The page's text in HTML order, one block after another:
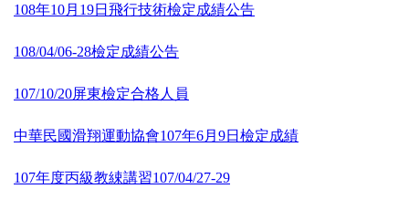
108年10月19日飛行技術檢定成績公告
108/04/06-28檢定成績公告
107/10/20屏東檢定合格人員
中華民國滑翔運動協會107年6月9日檢定成績
107年度丙級教綀講習107/04/27-29